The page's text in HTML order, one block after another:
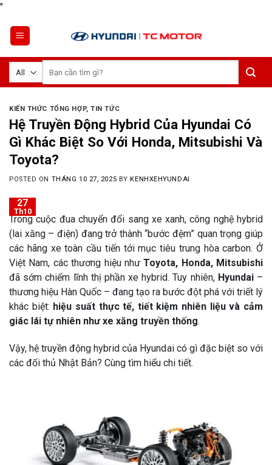
"Skip
content
kiếm:
KIẾN THỨC TỔNG HỢP,TIN TỨC
Hệ Truyền Động Hybrid Của Hyundai Có
Gì Khác Biệt So Với Honda, Mitsubishi Và
Toyota?
POSTED ON THÁNG 10 27, 2025 BYKENHXEHYUNDAI
27
Th10
Trong cuộc đua chuyển đổi sang xe xanh, công nghệ hybrid
(lai xăng – điện) đang trở thành “bước đệm” quan trọng giúp
các hãng xe toàn cầu tiến tới mục tiêu trung hòa carbon. Ở
Việt Nam, các thương hiệu nhưToyota, Honda, Mitsubishi
đã sớm chiếm lĩnh thị phần xe hybrid. Tuy nhiên, Hyundai–
thương hiệu Hàn Quốc – đang tạo ra bước đột phá với triết lý
khác biệt: hiệu suất thực tế, tiết kiệm nhiên liệu và cảm
giác lái tự nhiên như xe xăng truyền thống.
Vậy, hệ truyền động hybrid của Hyundai có gì đặc biệt so với
các đối thủ Nhật Bản? Cùng tìm hiểu chi tiết.